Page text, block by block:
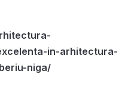
in-arhitectura-
niga/